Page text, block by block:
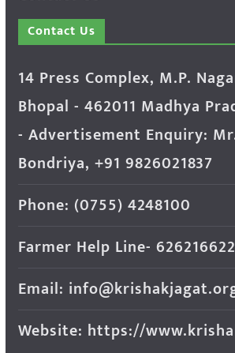
Contact Us
14 Press Complex, M.P.
Bhopal - 462011 Madhya
- Advertisement Enquiry:
Bondriya, +91 9826021837
Phone: (0755) 4248100
Farmer Help Line-
Email:
Website: https://